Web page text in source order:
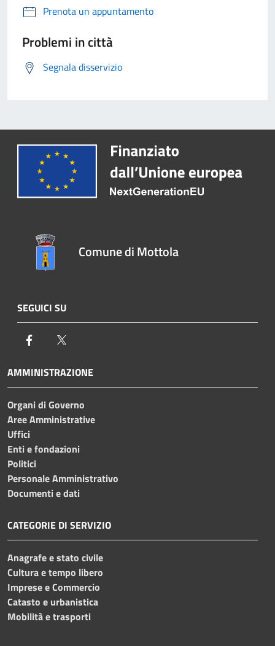
Prenota un appuntamento
Problemi in città
Segnala disservizio
Comune di Mottola
SEGUICI SU
Facebook
AMMINISTRAZIONE
Organi di Governo
Aree Amministrative
Uffici
Enti e fondazioni
Politici
Personale Amministrativo
Documenti e dati
CATEGORIE DI SERVIZIO
Anagrafe e stato civile
Cultura e tempo libero
Imprese e Commercio
Catasto e urbanistica
Mobilità e trasporti